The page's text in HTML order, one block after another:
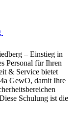
– Einstieg in
Personal für Ihren
& Service bietet
GewO, damit Ihre
Schulung ist die